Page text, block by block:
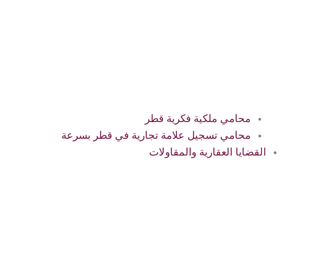
محامي ملكية فكرية قطر
محامي تسجيل علامة تجارية في قطر بسرعة
القضايا العقارية والمقاولات